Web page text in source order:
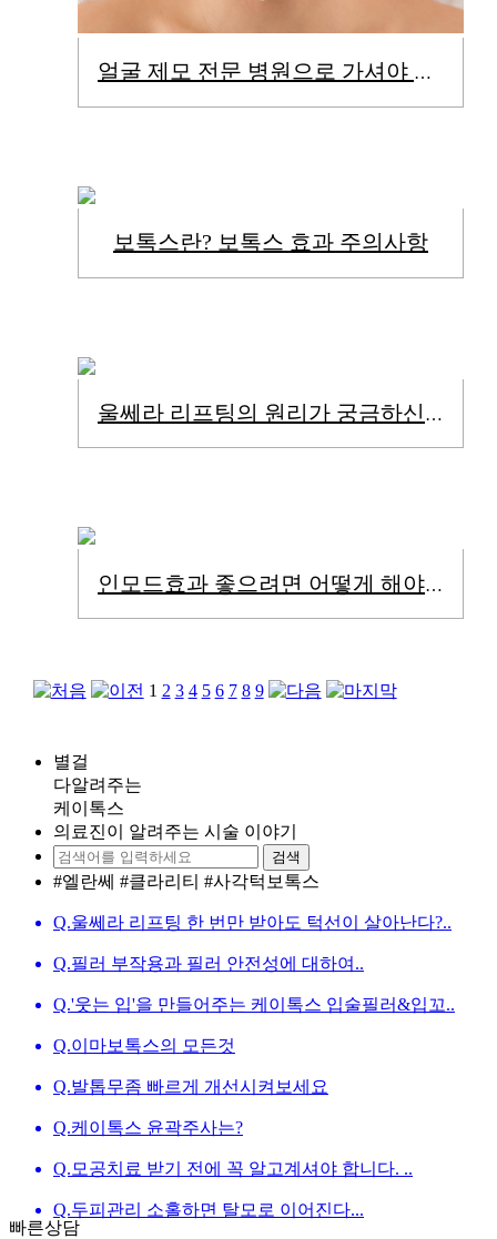
얼굴 제모 전문 병원으로 가셔야 해요!
보톡스란? 보톡스 효과 주의사항
울쎄라 리프팅의 원리가 궁금하신가요?
인모드효과 좋으려면 어떻게 해야할까?
1 2 3 4 5 6 7 8 9
별걸
다알려주는
케 이톡스
의료진이 알려주는 시술 이야기
검색
#엘란쎄 #클라리티 #사각턱보톡스
Q.울쎄라 리프팅 한 번만 받아도 턱선이 살아난다?..
Q.필러 부작용과 필러 안전성에 대하여..
Q.'웃는 입'을 만들어주는 케이톡스 입술필러&입꼬..
Q.이마보톡스의 모든것
Q.발톱무좀 빠르게 개선시켜보세요
Q.케이톡스 윤곽주사는?
Q. 모공치료 받기 전에 꼭 알고계셔야 합니다. ..
Q.두피관리 소홀하면 탈모로 이어진다...
빠른상담